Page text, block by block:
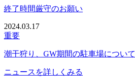
終了時間厳守のお願い
2024.03.17
重要
潮干狩り、GW期間の駐車場について
ニュースを詳しくみる